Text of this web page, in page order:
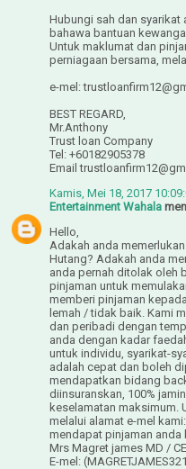
Hubungi sah dan syarikat
bahawa bantuan
Untuk maklumat dan
perniagaan bersama,
e-mel:
BEST REGARD,
Mr.Anthony
Trust loan Company
Tel: +60182905378
Email
Kamis, Mei 18, 2017
Entertainment Wahala
Hello,
Adakah anda
Hutang? Adakah anda
anda pernah ditolak oleh
pinjaman untuk
memberi pinjaman
lemah / tidak baik. Kami
dan peribadi dengan
anda dengan kadar
untuk individu, syarikat-
adalah cepat dan boleh
mendapatkan bidang
diinsuranskan, 100%
keselamatan maksimum.
melalui alamat e-mel
mendapat pinjaman anda
Mrs Magret james MD /
E-mel: